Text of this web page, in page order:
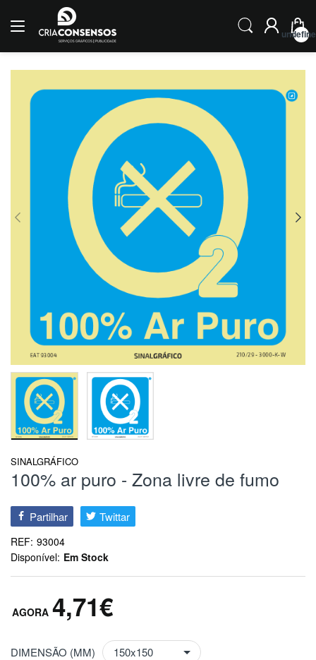
SINALGRÁFICO
100% ar puro - Zona livre de fumo
Partilhar Twittar
REF: 93004
Disponível: Em Stock
4,71€
DIMENSÃO (MM)